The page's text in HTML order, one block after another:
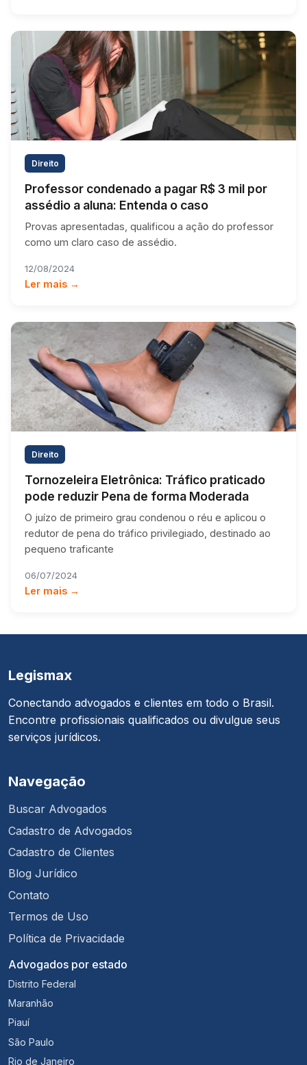
Direito
Professor condenado a pagar R$ 3 mil por
assédio a aluna: Entenda o caso
Provas apresentadas, qualificou a ação do professor
como um claro caso de assédio.
12/08/2024
Ler mais →
Direito
Tornozeleira Eletrônica: Tráfico praticado
pode reduzir Pena de forma Moderada
O juízo de primeiro grau condenou o réu e aplicou o
redutor de pena do tráfico privilegiado, destinado ao
pequeno traficante
06/07/2024
Ler mais →
Legismax
Conectando advogados e clientes em todo o Brasil.
Encontre profissionais qualificados ou divulgue seus
serviços jurídicos.
Navegação
Buscar Advogados
Cadastro de Advogados
Cadastro de Clientes
Blog Jurídico
Contato
Termos de Uso
Política de Privacidade
Advogados por estado
Distrito Federal
Maranhão
Piauí
São Paulo
Rio de Janeiro